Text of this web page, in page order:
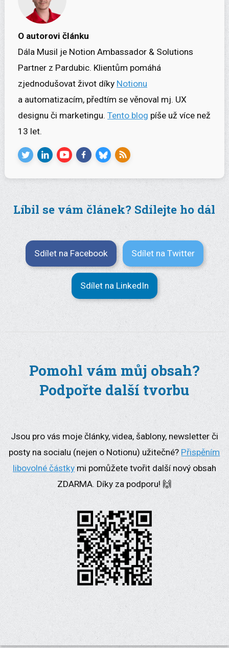
O autorovi článku
Dála Musil je Notion Ambassador & Solutions
Partner z Pardubic. Klientům pomáhá
zjednodušovat život díky Notionu
a automatizacím, předtím se věnoval mj. UX
designu či marketingu.Tento blog píše už více než
13 let.
Líbil se vám článek? Sdílejte ho dál
Sdílet na Facebook Sdílet na Twitter
Sdílet na LinkedIn
Pomohl vám můj obsah?
Podpořte další tvorbu
Jsou pro vás moje články, videa, šablony, newsletter či
posty na socialu (nejen o Notionu) užitečné? Přispěním
libovolné částkymi pomůžete tvořit další nový obsah
ZDARMA. Díky za podporu! 🙌